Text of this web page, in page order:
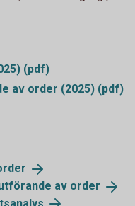
(pdf)
av order (2025) (pdf)
av order